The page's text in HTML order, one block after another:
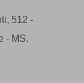
512 -
- MS.